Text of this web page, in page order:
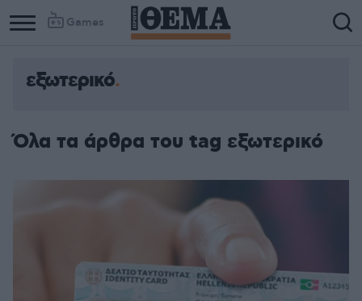
Games
εξωτερικό
Όλα τα άρθρα του tag εξωτερικό